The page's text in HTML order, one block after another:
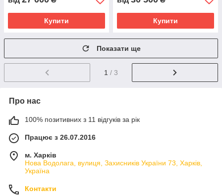
Купити Купити
Показати ще
1 / 3
Про нас
100% позитивних з 11 відгуків за рік
Працює з 26.07.2016
м. Харків
Нова Водолага, вулиця, Захисників України 73, Харків,
Україна
Контакти